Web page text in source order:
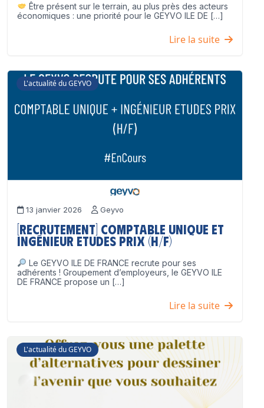
Être présent sur le terrain, au plus près des acteurs
économiques : une priorité pour le GEYVO ILE DE […]
Lire la suite
L'actualité du GEYVO
13 janvier 2026 Geyvo
[Recrutement] Comptable unique et
Ingénieur Etudes Prix (H/F)
Le GEYVO ILE DE FRANCE recrute pour ses
adhérents ! Groupement d’employeurs, le GEYVO ILE
DE FRANCE propose un […]
Lire la suite
L'actualité du GEYVO